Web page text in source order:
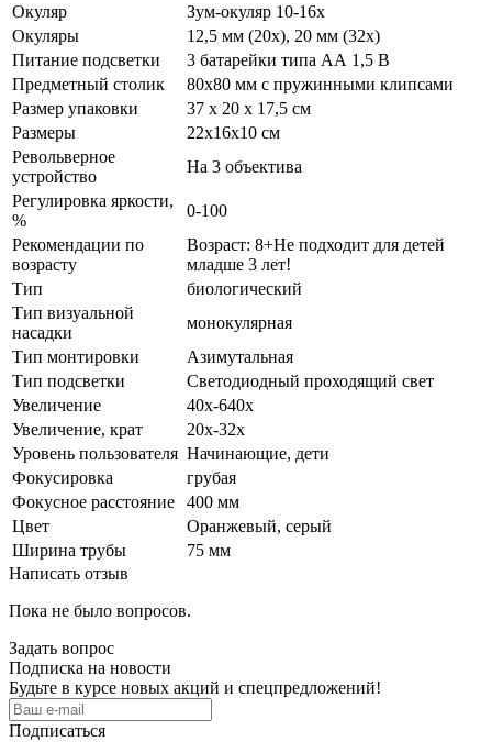
Окуляр
Зум-окуляр 10-16х
Окуляры
12,5 мм (20x), 20 мм (32x)
Питание подсветки
3 батарейки типа АА 1,5 В
Предметный столик
80х80 мм с пружинными клипсами
Размер упаковки
37 х 20 х 17,5 см
Размеры
22х16х10 см
Револьверное
устройство
На 3 объектива
Регулировка яркости,
%
0-100
Рекомендации по
возрасту
Возраст: 8+Не подходит для детей
младше 3 лет!
Тип
биологический
Тип визуальной
насадки
монокулярная
Тип монтировки
Азимутальная
Тип подсветки
Светодиодный проходящий свет
Увеличение
40х-640х
Увеличение, крат
20х-32х
Уровень пользователя Начинающие, дети
Фокусировка
грубая
Фокусное расстояние
400 мм
Цвет
Оранжевый, серый
Ширина трубы
75 мм
Написать отзыв
Пока не было вопросов.
Задать вопрос
Подписка на новости
Будьте в курсе новых акций и спецпредложений!
Подписаться